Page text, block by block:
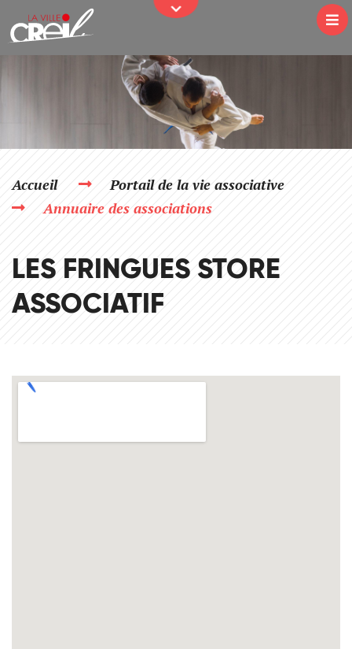
Passer au contenu JE PARTICIPE
Accueil
Portail de la vie associative
Annuaire des associations
LES FRINGUES STORE
ASSOCIATIF